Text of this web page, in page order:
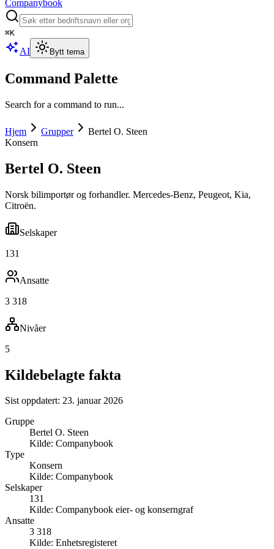
Companybook
⌘K
AI Bytt tema
Command Palette
Search for a command to run...
Hjem Grupper
Bertel O. Steen
Konsern
Bertel O. Steen
Norsk bilimportør og forhandler. Mercedes-Benz, Peugeot, Kia,
Citroën.
Selskaper
131
Ansatte
3 318
Nivåer
5
Kildebelagte fakta
Sist oppdatert: 23. januar 2026
Gruppe
Bertel O. Steen
Kilde: Companybook
Type
Konsern
Kilde: Companybook
Selskaper
131
Kilde: Companybook eier- og konserngraf
Ansatte
3 318
Kilde: Enhetsregisteret